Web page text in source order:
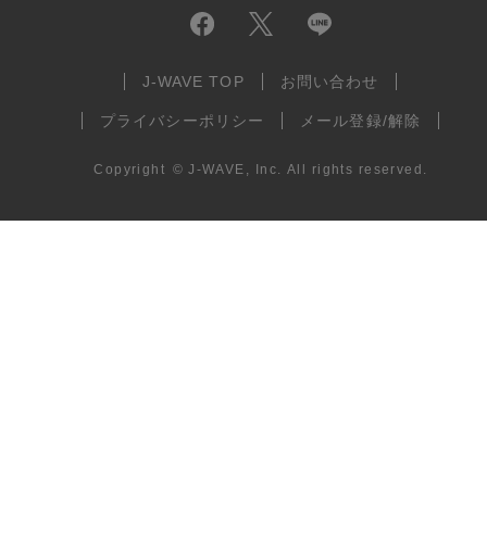
J-WAVE TOP お問い合わせ
プライバシーポリシー メール登録/解除
Copyright © J-WAVE, Inc. All rights reserved.